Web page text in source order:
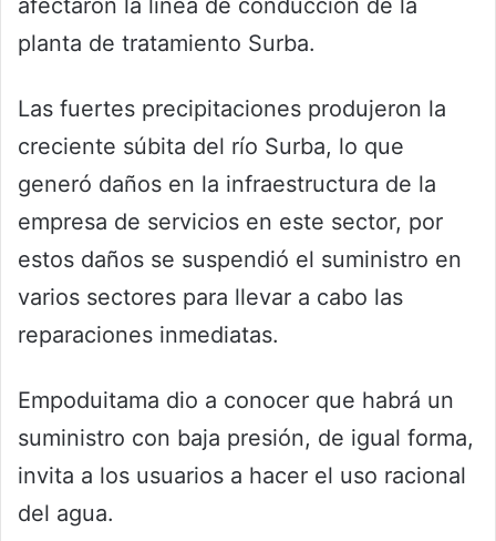
afectaron la línea de conducción de la
planta de tratamiento Surba.
Las fuertes precipitaciones produjeron la
creciente súbita del río Surba, lo que
generó daños en la infraestructura de la
empresa de servicios en este sector, por
estos daños se suspendió el suministro en
varios sectores para llevar a cabo las
reparaciones inmediatas.
Empoduitama dio a conocer que habrá un
suministro con baja presión, de igual forma,
invita a los usuarios a hacer el uso racional
del agua.